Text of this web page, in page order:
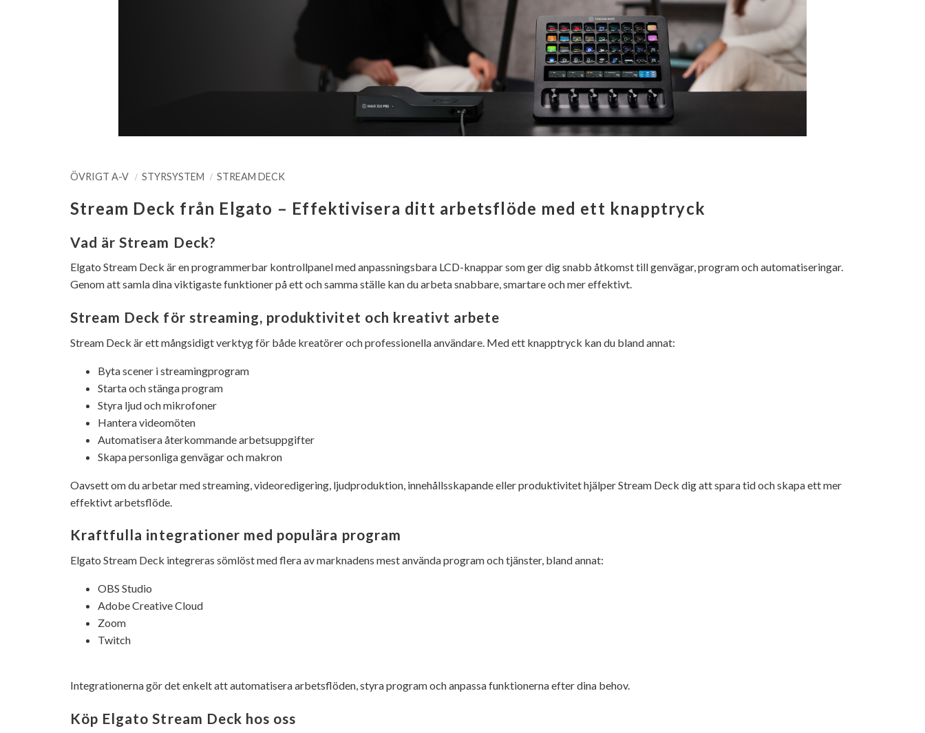
ÖVRIGT A-V STYRSYSTEM STREAM DECK
Stream Deck från Elgato – Effektivisera ditt arbetsflöde med ett knapptryck
Vad är Stream Deck?
Elgato Stream Deck är en programmerbar kontrollpanel med anpassningsbara LCD-knappar som ger dig snabb åtkomst till genvägar, program och automatiseringar.
Genom att samla dina viktigaste funktioner på ett och samma ställe kan du arbeta snabbare, smartare och mer effektivt.
Stream Deck för streaming, produktivitet och kreativt arbete
Stream Deck är ett mångsidigt verktyg för både kreatörer och professionella användare. Med ett knapptryck kan du bland annat:
Byta scener i streamingprogram
Starta och stänga program
Styra ljud och mikrofoner
Hantera videomöten
Automatisera återkommande arbetsuppgifter
Skapa personliga genvägar och makron
Oavsett om du arbetar med streaming, videoredigering, ljudproduktion, innehållsskapande eller produktivitet hjälper Stream Deck dig att spara tid och skapa ett mer
effektivt arbetsflöde.
Kraftfulla integrationer med populära program
Elgato Stream Deck integreras sömlöst med flera av marknadens mest använda program och tjänster, bland annat:
OBS Studio
Adobe Creative Cloud
Zoom
Twitch
Integrationerna gör det enkelt att automatisera arbetsflöden, styra program och anpassa funktionerna efter dina behov.
Köp Elgato Stream Deck hos oss